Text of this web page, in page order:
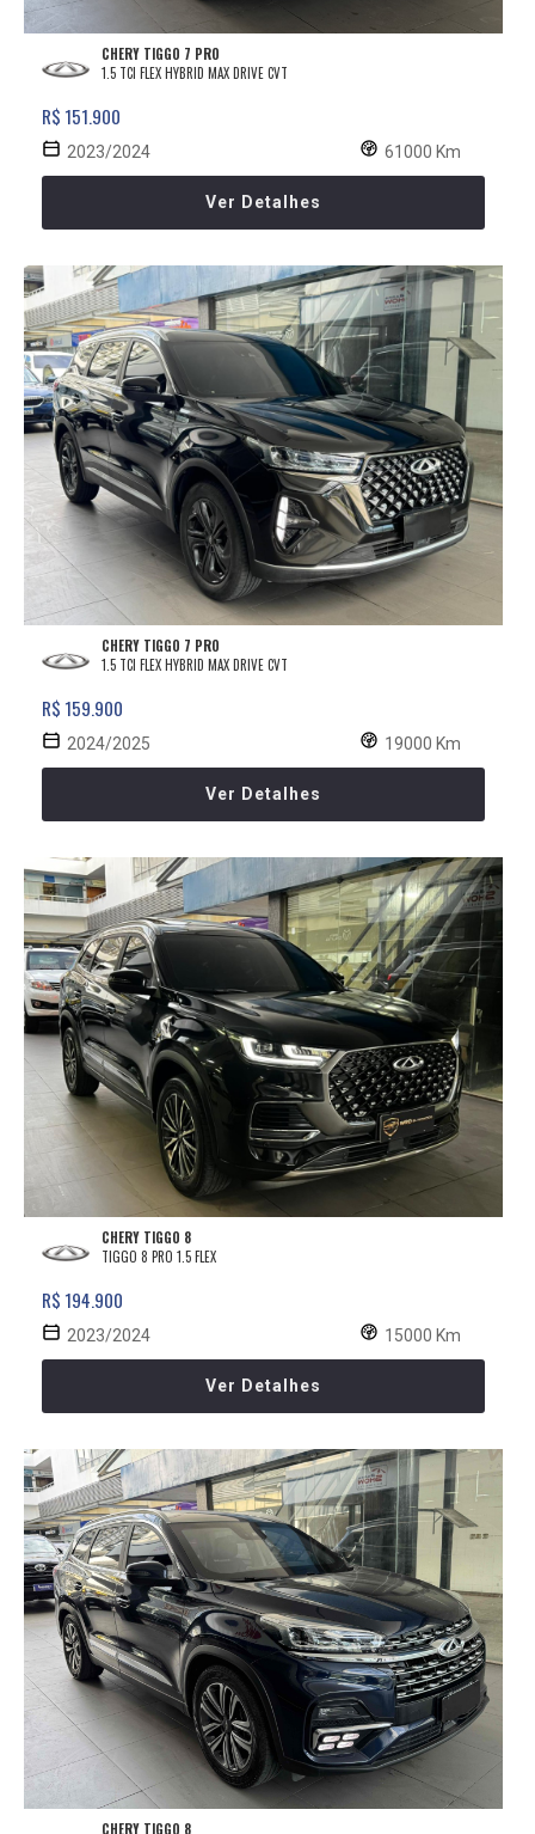
CHERY TIGGO 7 PRO
1.5 TCI FLEX HYBRID MAX DRIVE CVT
R$ 151.900
2023/2024 61000 Km
Ver Detalhes
CHERY TIGGO 7 PRO
1.5 TCI FLEX HYBRID MAX DRIVE CVT
R$ 159.900
2024/2025 19000 Km
Ver Detalhes
CHERY TIGGO 8
TIGGO 8 PRO 1.5 FLEX
R$ 194.900
2023/2024 15000 Km
Ver Detalhes
CHERY TIGGO 8